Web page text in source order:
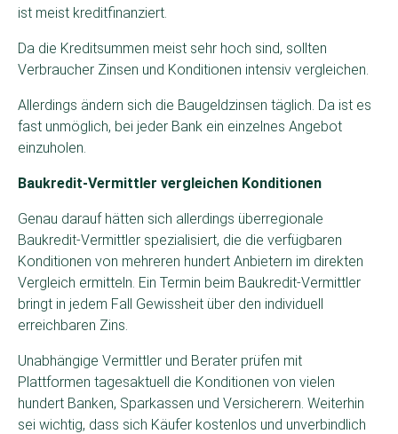
ist meist kreditfinanziert.
Da die Kreditsummen meist sehr hoch sind, sollten
Verbraucher Zinsen und Konditionen intensiv vergleichen.
Allerdings ändern sich die Baugeldzinsen täglich. Da ist es
fast unmöglich, bei jeder Bank ein einzelnes Angebot
einzuholen.
Baukredit-Vermittler vergleichen Konditionen
Genau darauf hätten sich allerdings überregionale
Baukredit-Vermittler spezialisiert, die die verfügbaren
Konditionen von mehreren hundert Anbietern im direkten
Vergleich ermitteln. Ein Termin beim Baukredit-Vermittler
bringt in jedem Fall Gewissheit über den individuell
erreichbaren Zins.
Unabhängige Vermittler und Berater prüfen mit
Plattformen tagesaktuell die Konditionen von vielen
hundert Banken, Sparkassen und Versicherern. Weiterhin
sei wichtig, dass sich Käufer kostenlos und unverbindlich